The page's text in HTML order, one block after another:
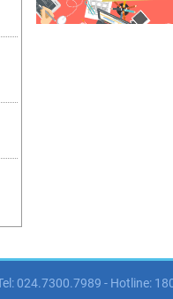
024.7300.7989 - Hotline: